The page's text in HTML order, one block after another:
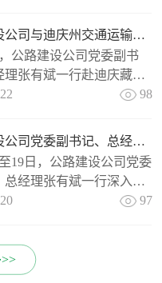
，男，现任云南交投集
公路建设公司与迪庆州交通运输局座谈交流
公路建设公司党委副书
理张有斌一行赴迪庆藏族
与迪庆州交通运输局党组
，杨慧聪对张有斌一行的
98
公路建设公司党委副书记、总经理张有斌一行到安全韧性提升工程项目调研检查工作
19日，公路建设公司党委
总经理张有斌一行深入G8
安全韧性提升工程项目、
97